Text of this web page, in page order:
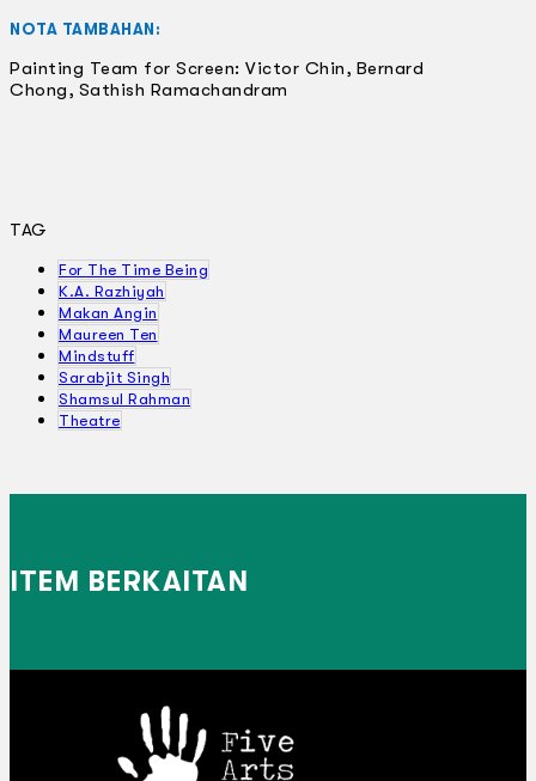
NOTA TAMBAHAN:
Painting Team for Screen: Victor Chin, Bernard
Chong, Sathish Ramachandram
TAG
For The Time Being
K.A. Razhiyah
Makan Angin
Maureen Ten
Mindstuff
Sarabjit Singh
Shamsul Rahman
Theatre
ITEM BERKAITAN